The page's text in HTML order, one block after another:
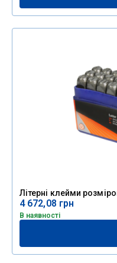
Літерні клейми
4 672,08 грн
В наявності